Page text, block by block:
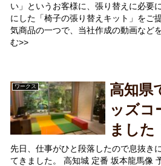
い」というお客様に、張り替えに必要
にした「椅子の張り替えキット」をご
気商品の一つで、当社作成の動画など
む>>
ワークス
高知県
ッズコ
ました
先日、仕事がひと段落したので息抜き
てきました。 高知城 定番 坂本龍馬像